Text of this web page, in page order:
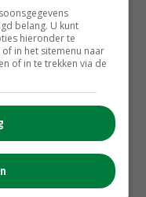
levenselixer'
bacteriën
belang. U kunt
hieronder te
in het sitemenu naar
of in te trekken via de